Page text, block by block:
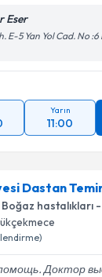
Eser
E-5 Yan Yol Cad. No
Yarın
11:00
Dastan
hastalıkları
Доктор